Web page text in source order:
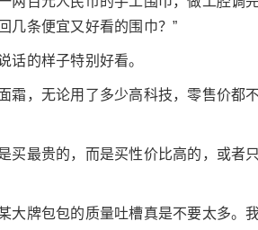
几条便宜又好看的围巾？”
话的样子特别好看。
霜，无论用了多少高科技，零售价都
买最贵的，而是买性价比高的，或者
大牌包包的质量吐槽真是不要太多。